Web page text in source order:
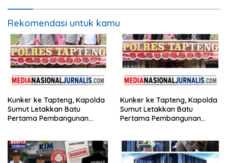
Rekomendasi untuk kamu
Kunker ke Tapteng, Kapolda
Sumut Letakkan Batu
Pertama Pembangunan
Kunker ke Tapteng, Kapolda
Sumut Letakkan Batu
Pertama Pembangunan